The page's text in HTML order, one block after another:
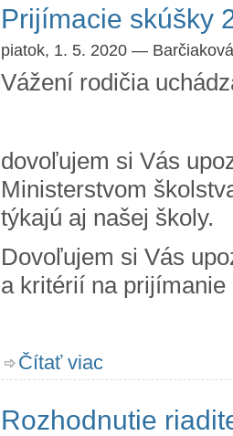
Prijímacie skúšky
piatok, 1. 5. 2020 — Barčiaková
Vážení rodičia
dovoľujem si Vás
Ministerstvom
týkajú aj našej školy.
Dovoľujem si Vás
a kritérií na
Čítať viac
Rozhodnutie